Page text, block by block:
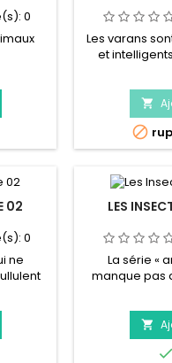
0
Les varans
et
certains
ils ont une
indifférent.
habitudes,


02
0
ne
aussi
Du
et
LES
La série «
manque pas
que les
Que les
existe des
la guêpe
Ou

